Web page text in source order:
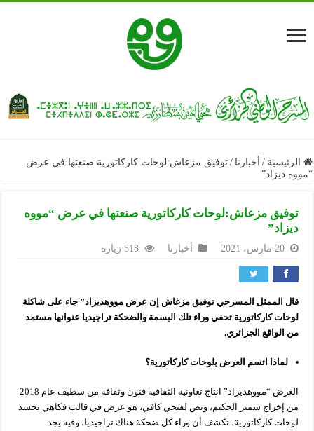
الرئيسية / أخبارنا / توفيق مزعاش:لوحات كاركاتورية صنعتها في عرض
“مووه ديزاد”
توفيق مزعاش:لوحات كاركاتورية صنعتها في عرض “مووه
ديزاد”
20 مارس، 2021 أخبارنا 518 زيارة
قال الممثل المسرحي توفيق مزغاش إن عرض مووهديزاد” جاء على شاكلة
لوحات كاركاتورية تحفي وراء تلك البسمة والضحكة تراجيديا عنوانها مستمد
من الواقع الجزائري.
لماذا اتسم العرض بلوحات كاركاتورية؟
العرض “مووهديزاد” انتاج تعاونية الثقافية فنون وثقافة من سطيف عام 2018
من إخراج سمير الحكيم، ونص لفتحي كافي، هو عرض في قالب فكاهي يجسد
لوحات كاركاتورية، تكشف أن وراء كل ضحكة هناك تراجيديا، وفيه يجد